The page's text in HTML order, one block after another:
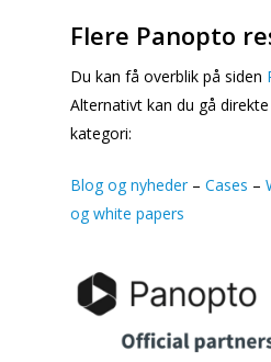
Flere Panopto
Du kan få overblik på siden
Alternativt kan du gå
kategori:
Blog og nyheder –Cases –
og white papers